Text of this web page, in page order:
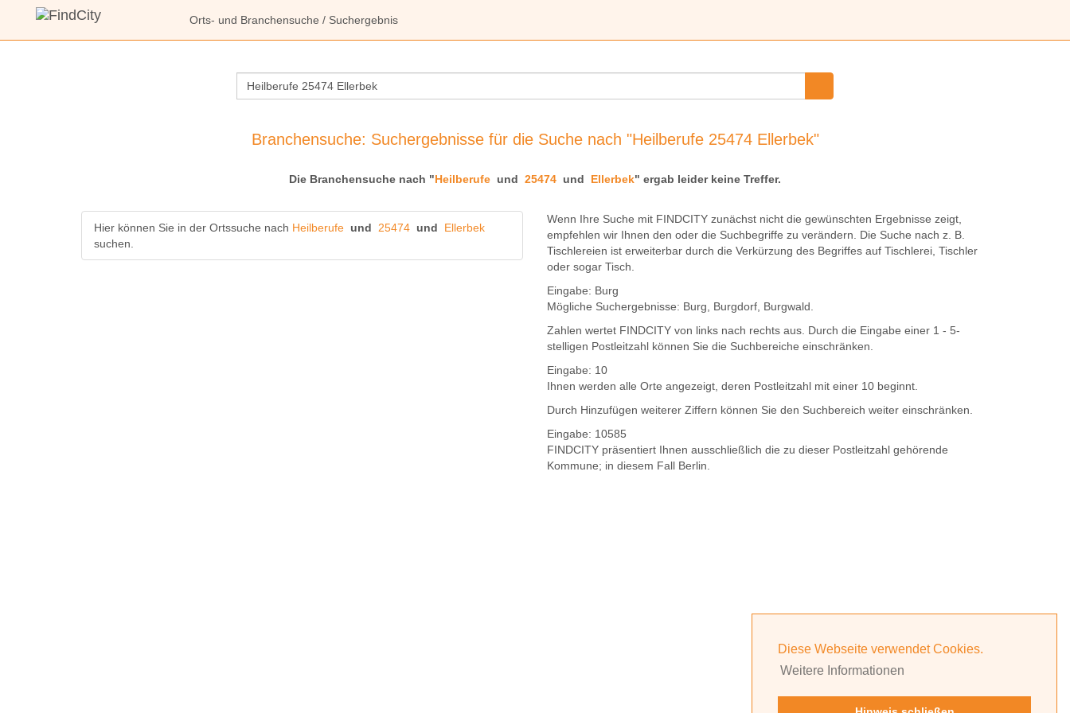
Diese Webseite verwendet Cookies.
Weitere Informationen
Orts- und Branchensuche / Suchergebnis
Branchensuche: Suchergebnisse für die Suche nach "Heilberufe 25474 Ellerbek"
Die Branchensuche nach "Heilberufe und 25474 und Ellerbek" ergab leider keine Treffer.
Hier können Sie in der Ortssuche nach Heilberufe und 25474 und
Ellerbek
suchen.
Wenn Ihre Suche mit FINDCITY zunächst nicht die gewünschten Ergebnisse zeigt,
empfehlen wir Ihnen den oder die Suchbegriffe zu verändern. Die Suche nach z. B.
Tischlereien ist erweiterbar durch die Verkürzung des Begriffes auf Tischlerei Tischler
oder sogar Tisch
Eingabe: Burg
Mögliche Suchergebnisse: Burg Burgdorf, Burgwald.
Zahlen wertet FINDCITY von links nach rechts aus. Durch die Eingabe einer 1 - 5-
stelligen Postleitzahl können Sie die Suchbereiche einschränken.
Eingabe: 10
Ihnen werden alle Orte angezeigt, deren Postleitzahl mit einer 10 beginnt.
Durch Hinzufügen weiterer Ziffern können Sie den Suchbereich weiter einschränken.
Eingabe: 10585
FINDCITY präsentiert Ihnen ausschließlich die zu dieser Postleitzahl gehörende
Kommune; in diesem Fall Berlin.